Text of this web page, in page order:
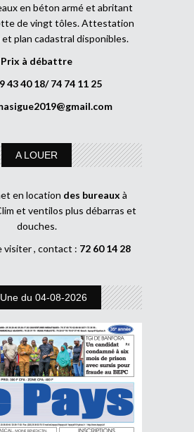
en béton armé et abritant
de vingt tôles. Attestation
plan cadastral disponibles.
Prix à débattre
43 40 18/ 74 74 11 25
A LOUER
en location des bureaux à
et ventilos plus débarras et
douches.
visiter , contact : 72 60 14 28
du 04-08-2026